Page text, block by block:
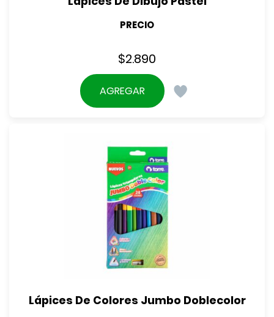
PRECIO
$2.890
AGREGAR
Lápices De Colores Jumbo Doblecolor